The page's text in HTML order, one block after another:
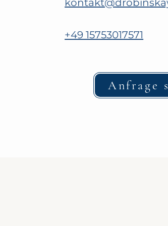
+49 15753017571
Anfrage